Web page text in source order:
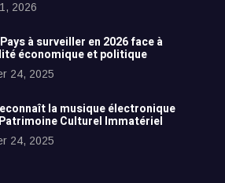
2026
à surveiller en 2026 face à
économique et politique
24, 2025
la musique électronique
Culturel Immatériel
24, 2025